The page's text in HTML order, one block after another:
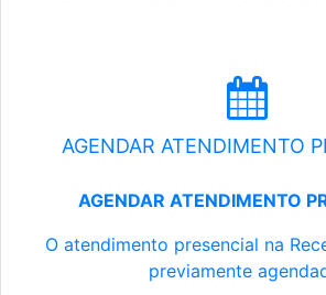
AGENDAR ATENDIMENTO
AGENDAR ATENDIMENTO
O atendimento presencial na
previamente